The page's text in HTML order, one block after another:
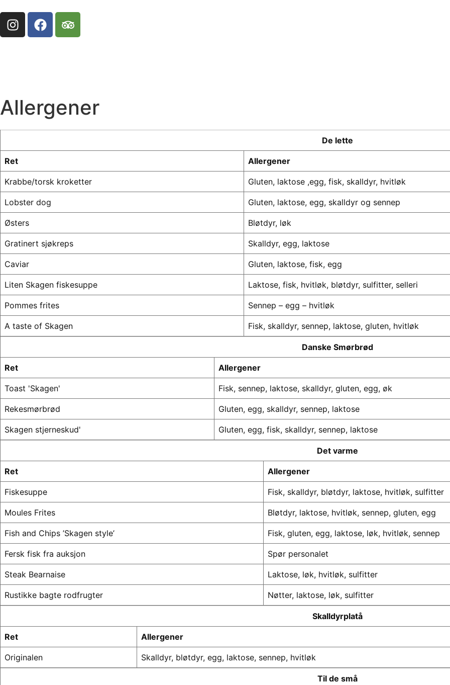
Allergener
De lette
Ret Allergener
Krabbe/torsk kroketter Gluten, laktose ,egg, fisk, skalldyr, hvitløk
Lobster dog Gluten, laktose, egg, skalldyr og sennep
Østers Bløtdyr, løk
Gratinert sjøkreps Skalldyr, egg, laktose
Caviar Gluten, laktose, fisk, egg
Liten Skagen fiskesuppe Laktose, fisk, hvitløk, bløtdyr, sulfitter, selleri
Pommes frites Sennep – egg – hvitløk
A taste of Skagen Fisk, skalldyr, sennep, laktose, gluten, hvitløk
Danske Smørbrød
Ret Allergener
Toast 'Skagen' Fisk, sennep, laktose, skalldyr, gluten, egg, øk
Rekesmørbrød Gluten, egg, skalldyr, sennep, laktose
Skagen stjerneskud' Gluten, egg, fisk, skalldyr, sennep, laktose
Det varme
Ret Allergener
Fiskesuppe Fisk, skalldyr, bløtdyr, laktose, hvitløk, sulfitter
Moules Frites Bløtdyr, laktose, hvitløk, sennep, gluten, egg
Fish and Chips ’Skagen style’ Fisk, gluten, egg, laktose, løk, hvitløk, sennep
Fersk fisk fra auksjon Spør personalet
Steak Bearnaise Laktose, løk, hvitløk, sulfitter
Rustikke bagte rodfrugter Nøtter, laktose, løk, sulfitter
Skalldyrplatå
Ret Allergener
Originalen Skalldyr, bløtdyr, egg, laktose, sennep, hvitløk
Til de små